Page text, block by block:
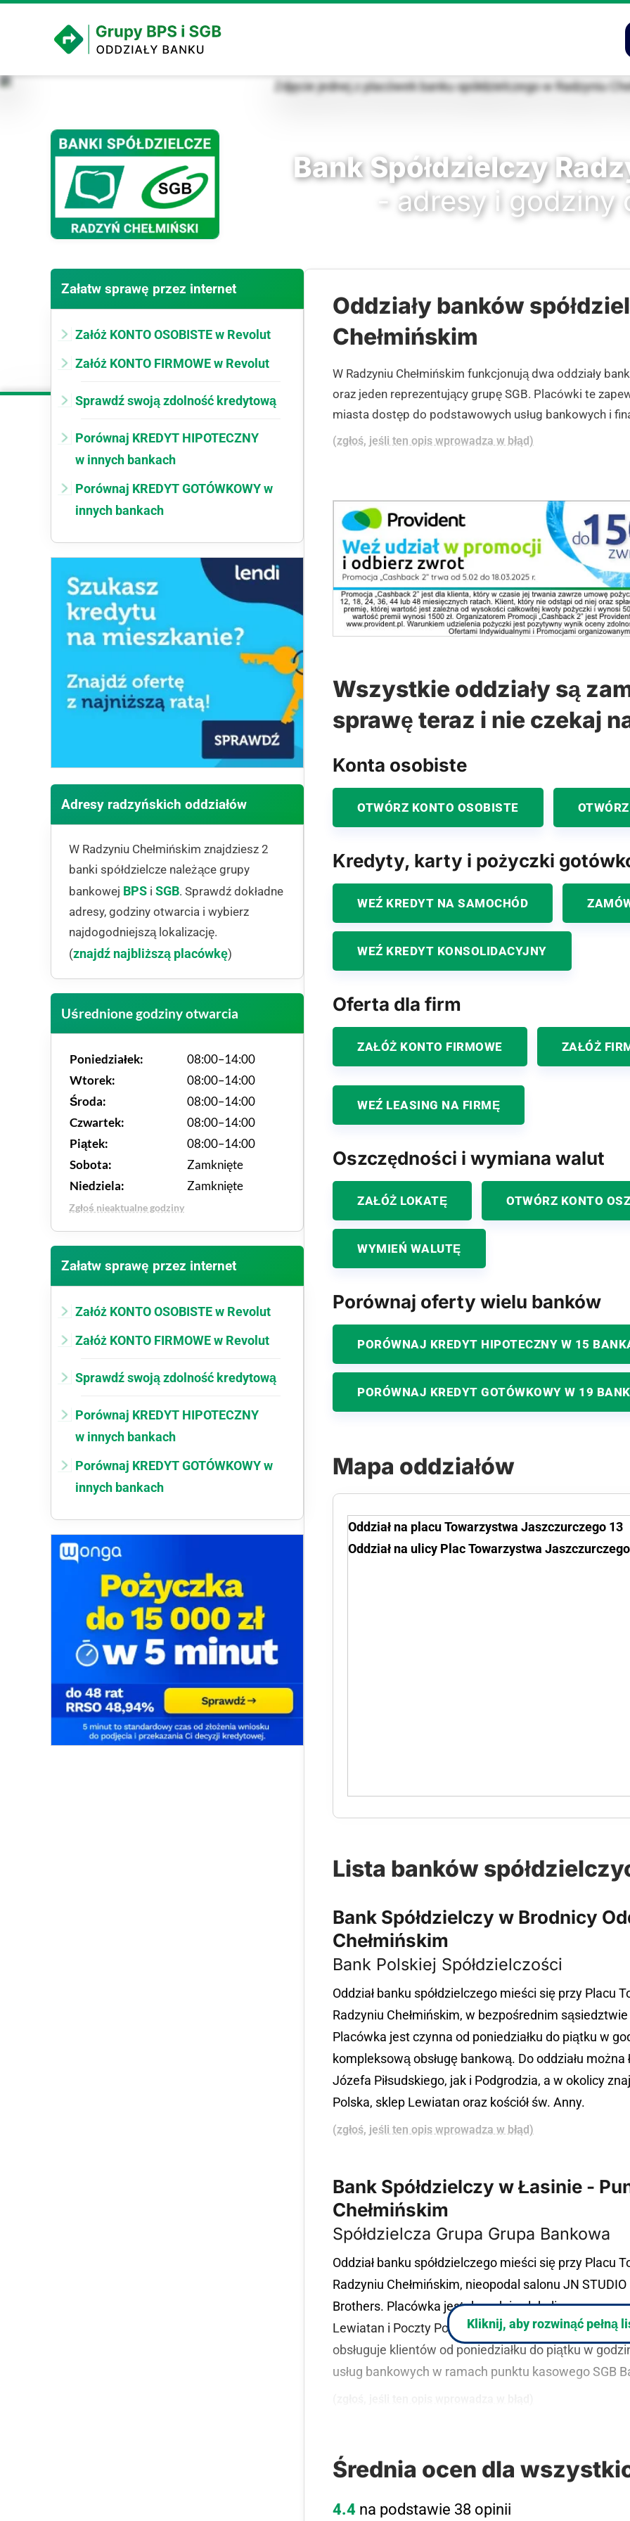
Bank Spółdzielczy
- adresy i godziny
Załatw sprawę przez internet
Załóż KONTO OSOBISTE w Revolut
Załóż KONTO FIRMOWE w Revolut
Sprawdź swoją zdolność kredytową
Porównaj KREDYT HIPOTECZNY
w innych bankach
Porównaj KREDYT GOTÓWKOWY w
innych bankach
Adresy radzyńskich oddziałów
W Radzyniu Chełmińskim znajdziesz 2
banki spółdzielcze należące grupy
bankowej BPS i SGB. Sprawdź dokładne
adresy, godziny otwarcia i wybierz
najdogodniejszą lokalizację.
(znajdź najbliższą placówkę)
Uśrednione godziny otwarcia
Poniedziałek:
08:00–14:00
Wtorek:
08:00–14:00
Środa:
08:00–14:00
Czwartek:
08:00–14:00
Piątek:
08:00–14:00
Sobota:
Zamknięte
Niedziela:
Zamknięte
Zgłoś nieaktualne godziny
Załatw sprawę przez internet
Załóż KONTO OSOBISTE w Revolut
Załóż KONTO FIRMOWE w Revolut
Sprawdź swoją zdolność kredytową
Porównaj KREDYT HIPOTECZNY
w innych bankach
Porównaj KREDYT GOTÓWKOWY w
innych bankach
Oddziały banków
Chełmińskim
W Radzyniu Chełmińskim funkcjonują dwa oddziały
oraz jeden reprezentujący grupę SGB. Placówki te
miasta dostęp do podstawowych usług bankowych i
(zgłoś, jeśli ten opis wprowadza w błąd)
Wszystkie oddziały są
sprawę teraz i nie czekaj
Konta osobiste
OTWÓRZ KONTO OSOBISTE
Kredyty, karty i pożyczki
WEŹ KREDYT NA SAMOCHÓD
WEŹ KREDYT KONSOLIDACYJNY
Oferta dla firm
ZAŁÓŻ KONTO FIRMOWE ZAŁÓŻ
WEŹ LEASING NA FIRMĘ
Oszczędności i wymiana walut
ZAŁÓŻ LOKATĘ OTWÓRZ KONTO
WYMIEŃ WALUTĘ
Porównaj oferty wielu banków
PORÓWNAJ KREDYT HIPOTECZNY W 15
PORÓWNAJ KREDYT GOTÓWKOWY W 19
Mapa oddziałów
Oddział na placu Towarzystwa Jaszczurczego 13
Oddział na ulicy Plac Towarzystwa
Lista banków
Bank Spółdzielczy w Brodnicy
Chełmińskim
Bank Polskiej Spółdzielczości
Oddział banku spółdzielczego mieści się przy Placu
Radzyniu Chełmińskim, w bezpośrednim
Placówka jest czynna od poniedziałku do piątku w
kompleksową obsługę bankową. Do oddziału
Józefa Piłsudskiego, jak i Podgrodzia, a w okolicy
Polska, sklep Lewiatan oraz kościół św. Anny.
(zgłoś, jeśli ten opis wprowadza w błąd)
Bank Spółdzielczy w Łasinie -
Chełmińskim
Spółdzielcza Grupa Grupa Bankowa
Oddział banku spółdzielczego mieści się przy Placu
Radzyniu Chełmińskim, nieopodal salonu JN
Brothers. Placówka jest dogodnie zlokalizowana w
Lewiatan i Poczty Polskiej, z łatwym dojazdem od
obsługuje klientów od poniedziałku do piątku w
usług bankowych w ramach punktu kasowego SGB
Kliknij, aby rozwinąć pełną
Średnia ocen dla
4.4 na podstawie 38 opinii